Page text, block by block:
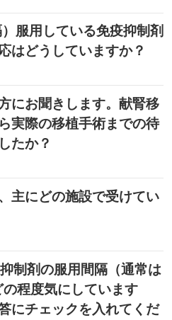
服用している免疫抑制剤
はどうしていますか？
にお聞きします。献腎移
実際の移植手術までの待
たか？
主にどの施設で受けてい
制剤の服用間隔（通常は
程度気にしています
にチェックを入れてくだ